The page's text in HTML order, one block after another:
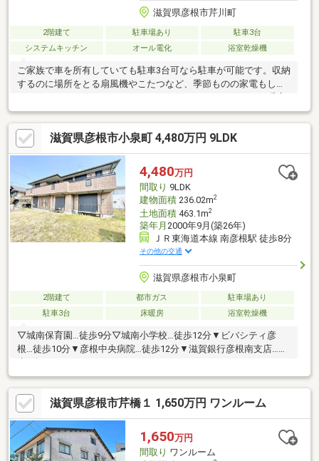
滋賀県彦根市芹川町
2階建て 駐車場あり
駐車3台
システムキッチン
オール電化 浴室乾燥機
ご家族で車を所有していても駐車3台可なら駐車が可能です。収納
するのに場所をとる扇風機やこたつなど、季節ものの家電もしま
機能を使えば寒い時期の室温差を抑えてヒートショックを防げ
る、浴室乾燥機付きの物件です。築5年以内のまだまだ新しい物件
です。解放感溢れる4LDKの物件はこちらです。来訪者をモニター
で確認できるTVインターホン付きです。駅から徒歩6分の物件で
滋賀県彦根市小泉町 4,480万円 9LDK
4,480万円
間取り 9LDK
建物面積236.02m2
土地面積463.1m2
築年月 2000年9月(築26年)
ＪＲ東海道本線 南彦根駅 徒歩8分
その他の交通
滋賀県彦根市小泉町
2階建て 都市ガス
駐車場あり
駐車3台
床暖房 浴室乾燥機
▽城南保育園…徒歩9分▽城南小学校…徒歩12分▼ビバシティ彦
根…徒歩10分▼彦根中央病院…徒歩12分▼滋賀銀行彦根南支店…徒
滋賀県彦根市芹橋１ 1,650万円 ワンルーム
1,650万円
間取り ワンルーム